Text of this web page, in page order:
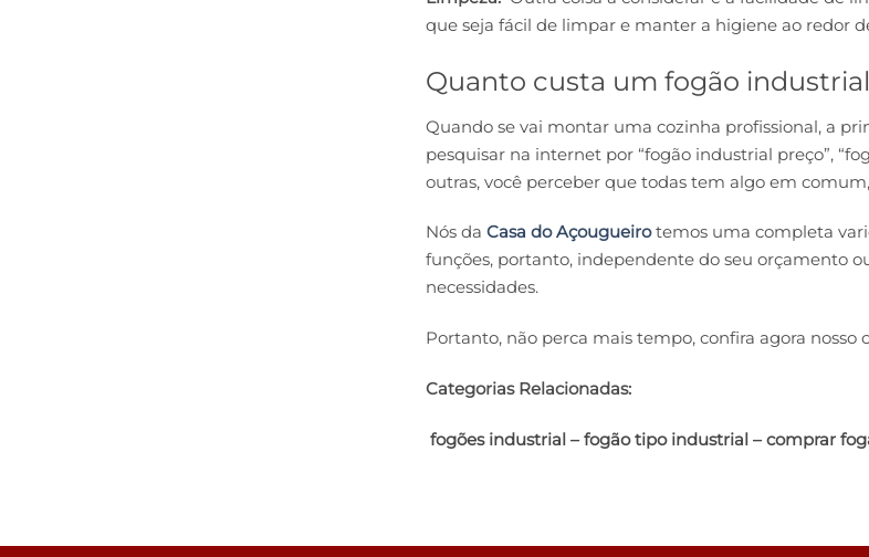
que seja fácil de limpar e manter a higiene ao redor
Quanto custa um fogão industrial
Quando se vai montar uma cozinha profissional, a
pesquisar na internet por “fogão industrial preço”,
outras, você perceber que todas tem algo em
Nós da Casa do Açougueirotemos uma completa
funções, portanto, independente do seu orçamento
necessidades.
Portanto, não perca mais tempo, confira agora nosso
Categorias Relacionadas:
fogões industrial – fogão tipo industrial – comprar